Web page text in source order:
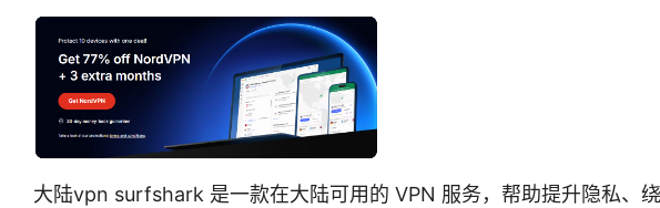
大陆vpn surfshark 是一款在大陆可用的 VPN 服务，帮助提升隐私、